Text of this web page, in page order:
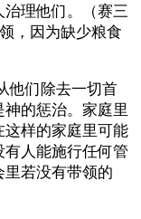
理他们。（赛三
，因为缺少粮食
他们除去一切首
的惩治。家庭里
这样的家庭里可能
人能施行任何管
若没有带领的